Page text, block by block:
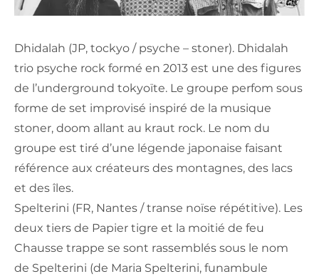
Dhidalah (JP, tockyo / psyche – stoner). Dhidalah
trio psyche rock formé en 2013 est une des figures
de l’underground tokyoïte. Le groupe perfom sous
forme de set improvisé inspiré de la musique
stoner, doom allant au kraut rock. Le nom du
groupe est tiré d’une légende japonaise faisant
référence aux créateurs des montagnes, des lacs
et des îles.
Spelterini (FR, Nantes / transe noïse répétitive). Les
deux tiers de Papier tigre et la moitié de feu
Chausse trappe se sont rassemblés sous le nom
de Spelterini (de Maria Spelterini, funambule